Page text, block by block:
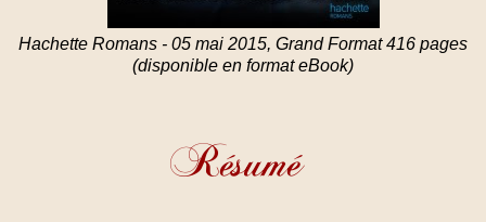
Hachette Romans - 05 mai 2015, Grand Format 416 pages
(disponible en format eBook)